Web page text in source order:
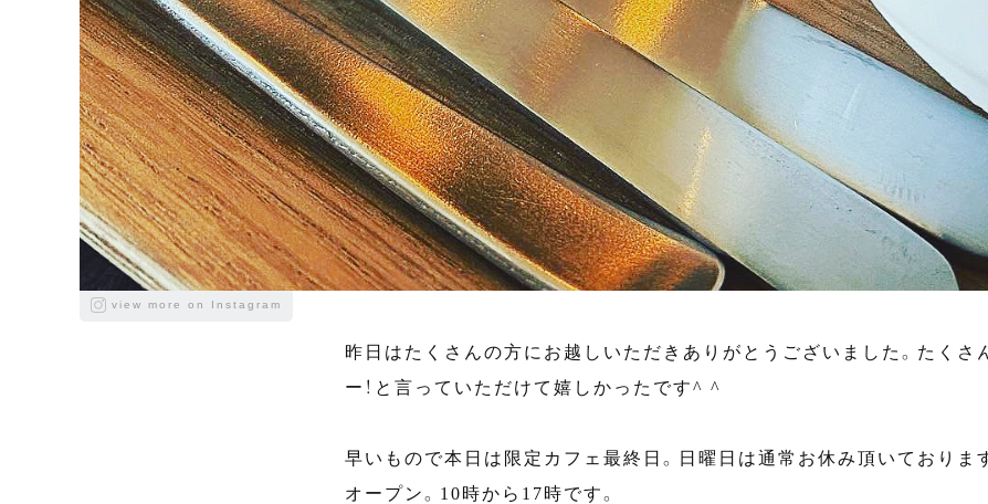
view more on Instagram
昨日はたくさんの方にお越しいただきありがとうございました。たくさ
ー！と言っていただけて嬉しかったです^ ^
早いもので本日は限定カフェ最終日。日曜日は通常お休み頂いておりま
オープン。10時から17時です。